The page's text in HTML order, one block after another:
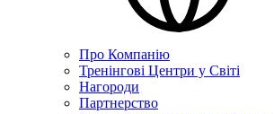
Про Компанію
Тренінгові Центри у Світі
Нагороди
Партнерство